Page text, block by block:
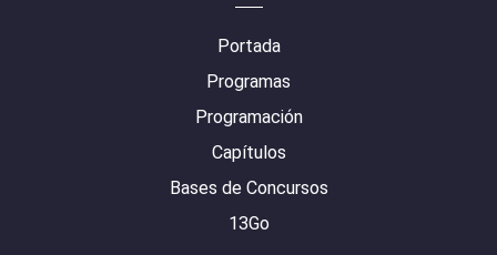
Portada
Programas
Programación
Capítulos
Bases de Concursos
13Go